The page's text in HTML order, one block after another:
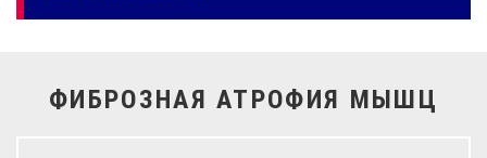
ФИБРОЗНАЯ АТРОФИЯ МЫШЦ